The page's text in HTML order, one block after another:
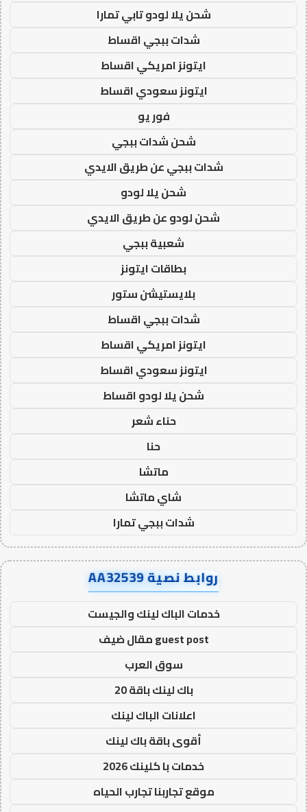
شحن يلا لودو تابي تمارا
شدات ببجي اقساط
ايتونز امريكي اقساط
ايتونز سعودي اقساط
فور يو
شحن شدات ببجي
شدات ببجي عن طريق الايدي
شحن يلا لودو
شحن لودو عن طريق الايدي
شعبية ببجي
بطاقات ايتونز
بلايستيشن ستور
شدات ببجي اقساط
ايتونز امريكي اقساط
ايتونز سعودي اقساط
شحن يلا لودو اقساط
حناء شعر
حنا
ماتشا
شاي ماتشا
شدات ببجي تمارا
روابط نصية AA32539
خدمات الباك لينك والجيست
guest post مقال ضيف
سوق العرب
باك لينك باقة 20
اعلانات الباك لينك
أقوى باقة باك لينك
خدمات با كلينك 2026
موقع تجاربنا تجارب الحياه